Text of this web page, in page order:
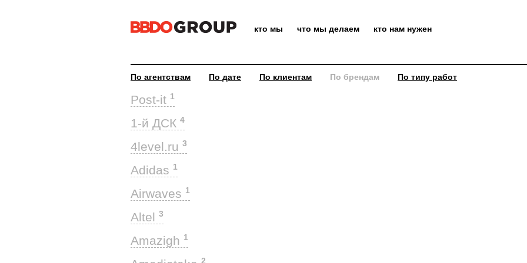
кто мы что мы делаем кто нам нужен
По агентствам По дате По клиентам По брендам По типу работ
Post-it 1
1-й ДСК 4
4level.ru 3
Adidas 1
Airwaves 1
Altel 3
Amazigh 1
2